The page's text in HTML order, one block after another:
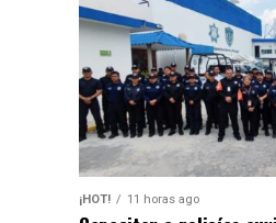
¡HOT! 11 horas ago